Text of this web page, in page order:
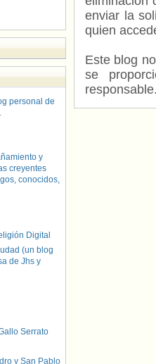
enviar la
quien
Este blog
se
personal de
y
creyentes
conocidos,
Digital
(un blog
de Jhs y
Serrato
y San Pablo